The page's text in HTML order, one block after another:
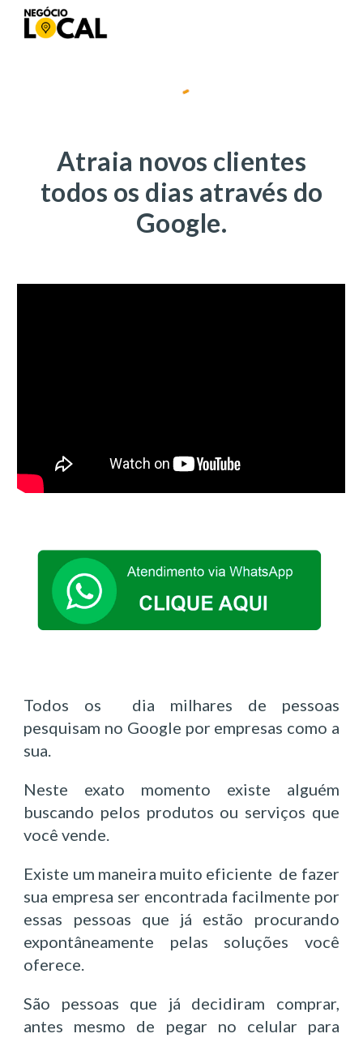
Skip to main content
Atraia novos clientes
todos os dias através do
Google.
Todos os dia milhares de pessoas
pesquisam no Google por empresas como a
sua.
Neste exato momento existe alguém
buscando pelos produtos ou serviços que
você vende.
Existe um maneira muito eficiente de fazer
sua empresa ser encontrada facilmente por
essas pessoas que já estão procurando
expontâneamente pelas soluções você
oferece.
São pessoas que já decidiram comprar,
antes mesmo de pegar no celular para